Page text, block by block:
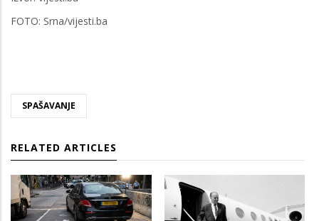
FOTO: Srna/vijesti.ba
SPAŠAVANJE
RELATED ARTICLES